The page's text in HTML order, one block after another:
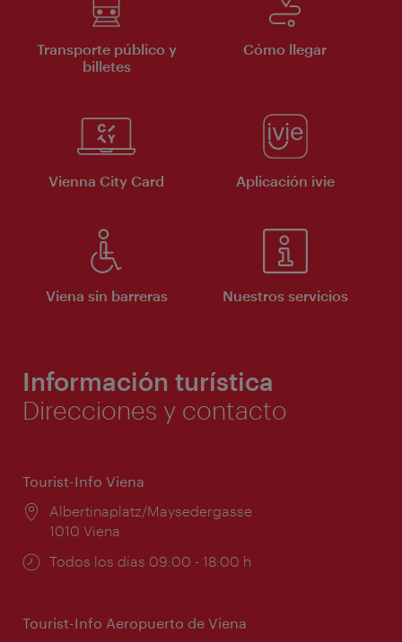
Transporte público y
billetes
Cómo llegar
Vienna City Card Aplicación ivie
Viena sin barreras Nuestros servicios
Información turística
Direcciones y contacto
Tourist-Info Viena
Lugar:
Albertinaplatz/Maysedergasse
1010 Viena
Horarios
Todos los días 09:00 - 18:00 h
Tourist-Info Aeropuerto de Viena